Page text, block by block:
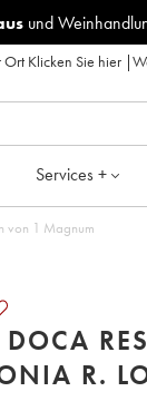
und
Ort Klicken Sie hier|
Services +
de Heredia 2001 - Posten von 1 Magnum
R.